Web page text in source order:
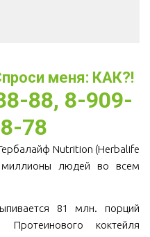
меня: КАК?!
88, 8-909-
78
Nutrition (Herbalife
миллионы людей во всем
81 млн. порций
Протеинового коктейля